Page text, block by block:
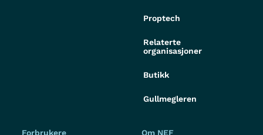
Proptech
Relaterte
organisasjoner
Butikk
Gullmegleren
Forbrukere Om NEF